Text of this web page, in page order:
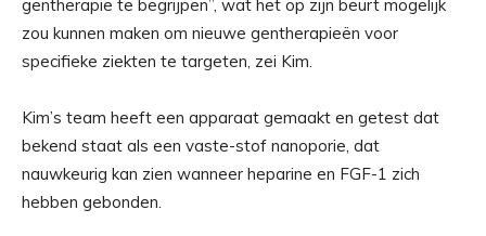
gentherapie te begrijpen”, wat het op zijn beurt mogelijk
zou kunnen maken om nieuwe gentherapieën voor
specifieke ziekten te targeten, zei Kim.
Kim’s team heeft een apparaat gemaakt en getest dat
bekend staat als een vaste-stof nanoporie, dat
nauwkeurig kan zien wanneer heparine en FGF-1 zich
hebben gebonden.